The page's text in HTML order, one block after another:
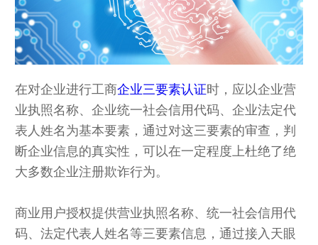
在对企业进行工商企业三要素认证时，应以企业营
业执照名称、企业统一社会信用代码、企业法定代
表人姓名为基本要素，通过对这三要素的审查，判
断企业信息的真实性，可以在一定程度上杜绝了绝
大多数企业注册欺诈行为。
商业用户授权提供营业执照名称、统一社会信用代
码、法定代表人姓名等三要素信息，通过接入天眼